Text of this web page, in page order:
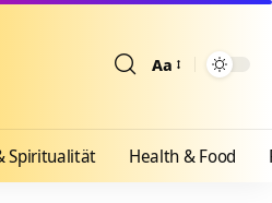
Aa
Spiritualität Health & Food